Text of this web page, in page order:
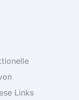
Links